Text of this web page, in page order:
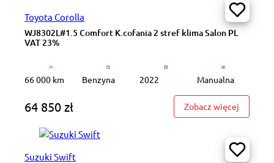
Toyota Corolla
WJ8302L#1.5 Comfort K.cofania 2 stref klima Salon PL
VAT 23%
66 000 km Benzyna 2022 Manualna
64 850 zł Zobacz więcej
Suzuki Swift